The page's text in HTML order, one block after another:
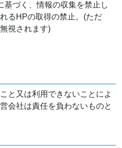
基づく、情報の収集を禁止し
るHPの取得の禁止。(ただ
視されます)
と又は利用できないことによ
会社は責任を負わないものと